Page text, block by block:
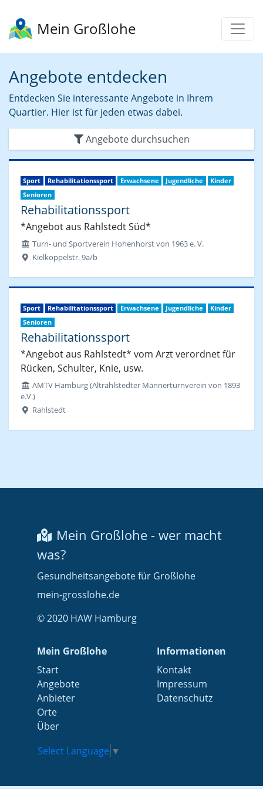
Mein Großlohe
Angebote entdecken
Entdecken Sie interessante Angebote in Ihrem
Quartier. Hier ist für jeden etwas dabei.
Angebote durchsuchen
Sport Rehabilitationssport Erwachsene Jugendliche
Kinder
Senioren
Rehabilitationssport
*Angebot aus Rahlstedt Süd*
Turn- und Sportverein Hohenhorst von 1963 e. V.
Kielkoppelstr. 9a/b
Sport Rehabilitationssport Erwachsene Jugendliche
Kinder
Senioren
Rehabilitationssport
*Angebot aus Rahlstedt* vom Arzt verordnet für
Rücken, Schulter, Knie, usw.
AMTV Hamburg (Altrahlstedter Männerturnverein von 1893
e.V.)
Rahlstedt
Mein Großlohe - wer macht
was?
Gesundheitsangebote für Großlohe
mein-grosslohe.de
© 2020 HAW Hamburg
Mein Großlohe
Start
Angebote
Anbieter
Orte
Über
Informationen
Kontakt
Impressum
Datenschutz
Select Language ▼